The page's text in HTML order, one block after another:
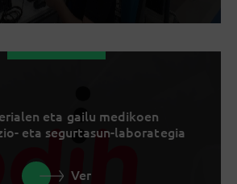
eta gailu medikoen
eta segurtasun-laborategia
Ver